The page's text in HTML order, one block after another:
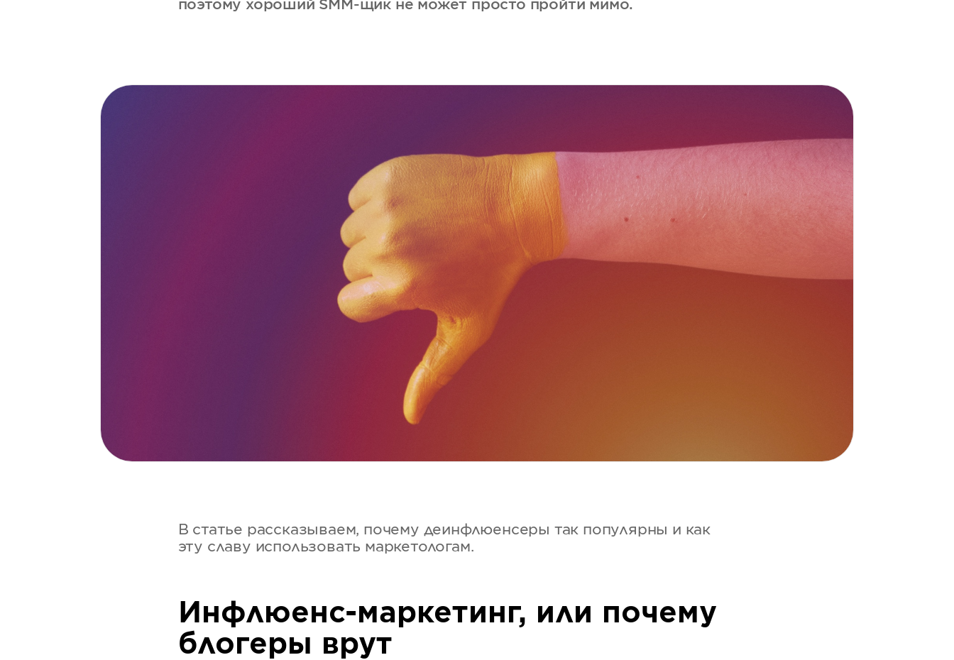
поэтому хороший SMM-щик не может просто пройти мимо.
В статье рассказываем, почему деинфлюенсеры так популярны и как
эту славу использовать маркетологам.
Инфлюенс-маркетинг, или почему
блогеры врут